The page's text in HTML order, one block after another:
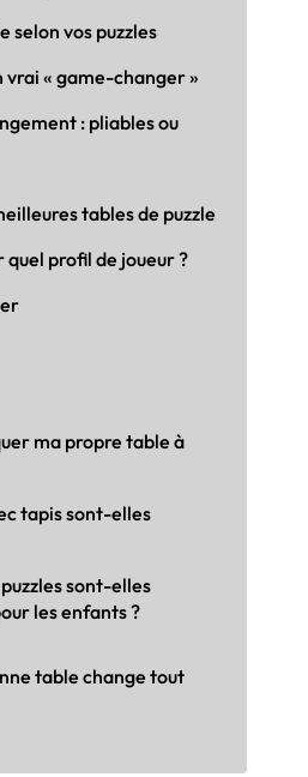
selon vos puzzles
vrai « game-changer »
: pliables ou
tables de puzzle
profil de joueur ?
ma propre table à
tapis sont-elles
sont-elles
les enfants ?
table change tout